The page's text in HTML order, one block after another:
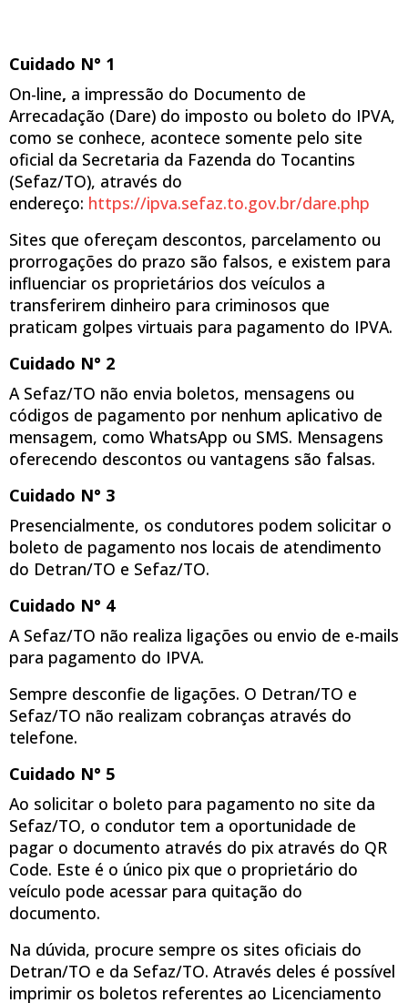
Cuidado N° 1
On-line, a impressão do Documento de
Arrecadação (Dare) do imposto ou boleto do IPVA,
como se conhece, acontece somente pelo site
oficial da Secretaria da Fazenda do Tocantins
(Sefaz/TO), através do
endereço: https://ipva.sefaz.to.gov.br/dare.php
Sites que ofereçam descontos, parcelamento ou
prorrogações do prazo são falsos, e existem para
influenciar os proprietários dos veículos a
transferirem dinheiro para criminosos que
praticam golpes virtuais para pagamento do IPVA.
Cuidado N° 2
A Sefaz/TO não envia boletos, mensagens ou
códigos de pagamento por nenhum aplicativo de
mensagem, como WhatsApp ou SMS. Mensagens
oferecendo descontos ou vantagens são falsas.
Cuidado N° 3
Presencialmente, os condutores podem solicitar o
boleto de pagamento nos locais de atendimento
do Detran/TO e Sefaz/TO.
Cuidado N° 4
A Sefaz/TO não realiza ligações ou envio de e-mails
para pagamento do IPVA.
Sempre desconfie de ligações. O Detran/TO e
Sefaz/TO não realizam cobranças através do
telefone.
Cuidado N° 5
Ao solicitar o boleto para pagamento no site da
Sefaz/TO, o condutor tem a oportunidade de
pagar o documento através do pix através do QR
Code. Este é o único pix que o proprietário do
veículo pode acessar para quitação do
documento.
Na dúvida, procure sempre os sites oficiais do
Detran/TO e da Sefaz/TO. Através deles é possível
imprimir os boletos referentes ao Licenciamento